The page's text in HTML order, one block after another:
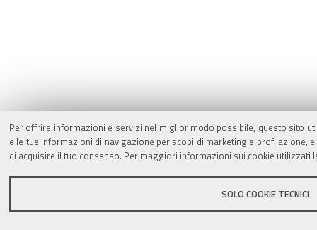
Per offrire informazioni e servizi nel miglior modo possibile, questo sito
e le tue informazioni di navigazione per scopi di marketing e
di acquisire il tuo consenso. Per maggiori informazioni sui cookie utilizzati
SOLO COOKIE TECNICI